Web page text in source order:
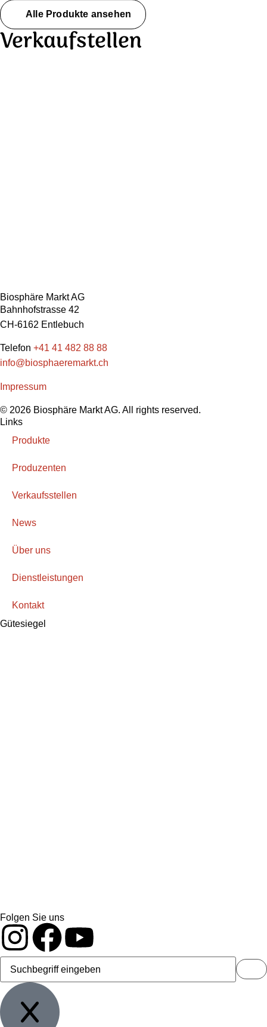
Alle Produkte ansehen
Verkaufstellen
Biosphäre Markt AG
Bahnhofstrasse 42
CH-6162 Entlebuch
Telefon +41 41 482 88 88
info@biosphaeremarkt.ch
Impressum
© 2026 Biosphäre Markt AG. All rights reserved.
Links
Produkte
Produzenten
Verkaufsstellen
News
Über uns
Dienstleistungen
Kontakt
Gütesiegel
Folgen Sie uns